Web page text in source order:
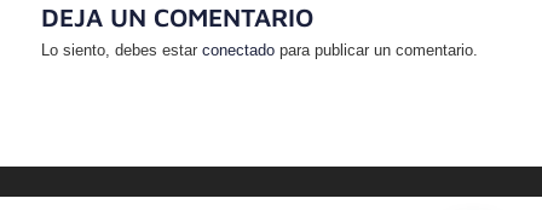
DEJA UN COMENTARIO
Lo siento, debes estarconectado para publicar un comentario.